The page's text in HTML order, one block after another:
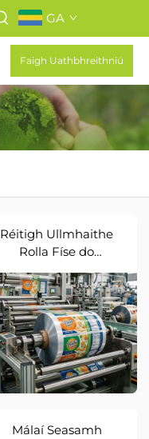
GA
Faigh Uathbhreithniú
Réitigh Ullmhaithe
Rolla Físe do
Ard-Shiúl
Málaí Seasamh